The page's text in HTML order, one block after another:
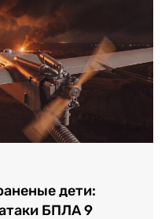
дети:
БПЛА 9